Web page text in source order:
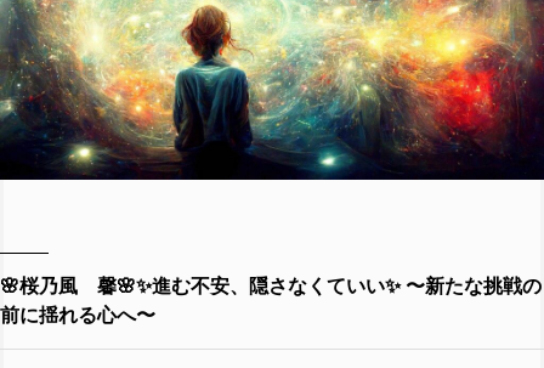
🌸桜乃風 馨🌸✨進む不安、隠さなくていい✨ 〜新たな挑戦の
前に揺れる心へ〜